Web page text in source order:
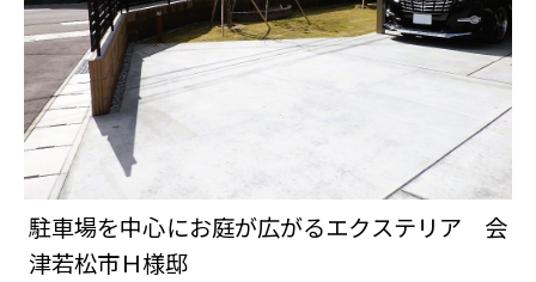
駐車場を中心にお庭が広がるエクステリア 会
津若松市Ｈ様邸